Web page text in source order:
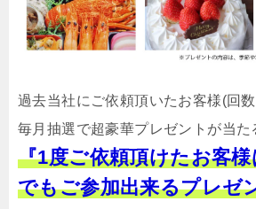
過去当社にご依頼頂いたお客様(回数
毎月抽選で超豪華プレゼントが当た
『1度ご依頼頂けたお客
でもご参加出来るプレゼ